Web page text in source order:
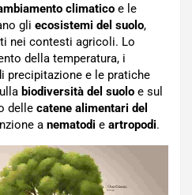
climatico e le
gli ecosistemi del suolo,
nei contesti agricoli. Lo
della temperatura, i
precipitazione e le pratiche
biodiversità del suolo e sul
delle catene alimentari del
a nematodi e artropodi.